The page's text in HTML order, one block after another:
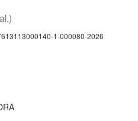
1-000080-2026